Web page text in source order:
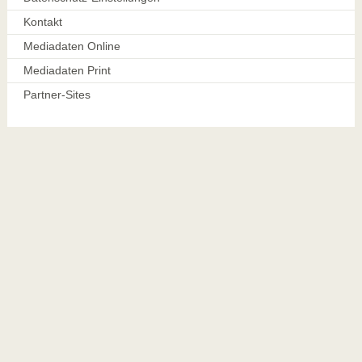
Kontakt
Mediadaten Online
Mediadaten Print
Partner-Sites